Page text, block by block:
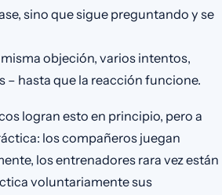
sino que sigue preguntando y se
objeción, varios intentos,
– hasta que la reacción funcione.
logran esto en principio, pero a
los compañeros juegan
los entrenadores rara vez están
voluntariamente sus